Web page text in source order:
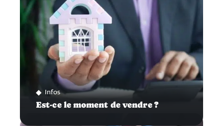
Infos
Est-ce le moment de vendre ?